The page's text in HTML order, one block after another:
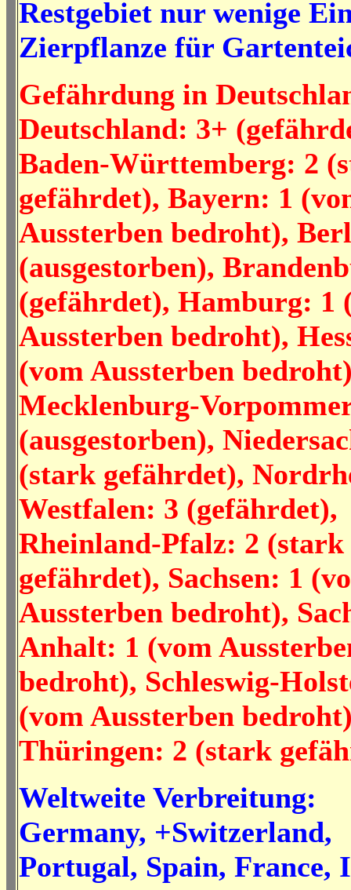
Restgebiet nur wenige
Zierpflanze für
Gefährdung in
Deutschland: 3+
Baden-Württemberg: 2
gefährdet), Bayern: 1
Aussterben bedroht),
(ausgestorben),
(gefährdet), Hamburg: 1
Aussterben bedroht),
(vom Aussterben
Mecklenburg-
(ausgestorben),
(stark gefährdet),
Westfalen: 3 (gefährdet),
Rheinland-Pfalz: 2 (stark
gefährdet), Sachsen: 1
Aussterben bedroht),
Anhalt: 1 (vom
bedroht), Schleswig-
(vom Aussterben
Thüringen: 2 (stark
Weltweite Verbreitung:
Germany, +Switzerland,
Portugal, Spain, France,